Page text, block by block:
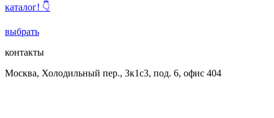
каталог! 👇
выбрать
контакты
Москва, Холодильный пер., 3к1с3, под. 6, офис 404